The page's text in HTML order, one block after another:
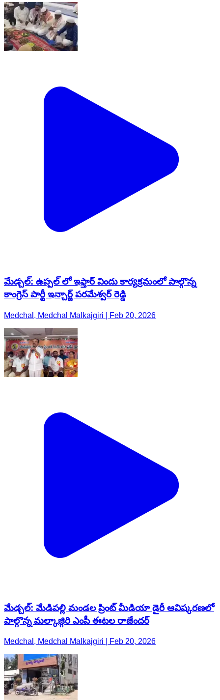
మేడ్చల్: ఉప్పల్ లో ఇఫ్తార్ విందు కార్యక్రమంలో పాల్గొన్న
కాంగ్రెస్ పార్టీ ఇన్చార్జ్ పరమేశ్వర్ రెడ్డి
Medchal, Medchal Malkajgiri | Feb 20, 2026
మేడ్చల్: మేడిపల్లి మండల ప్రింట్ మీడియా డైరీ ఆవిష్కరణలో
పాల్గొన్న మల్కాజ్గిరి ఎంపీ ఈటల రాజేందర్
Medchal, Medchal Malkajgiri | Feb 20, 2026